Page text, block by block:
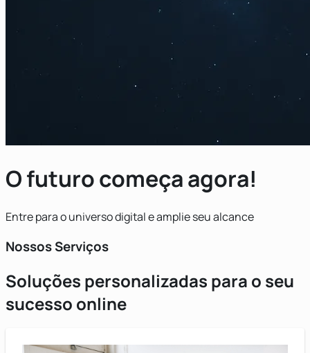
O futuro começa agora!
Entre para o universo digital e amplie seu alcance
Nossos Serviços
Soluções personalizadas para o seu
sucesso online